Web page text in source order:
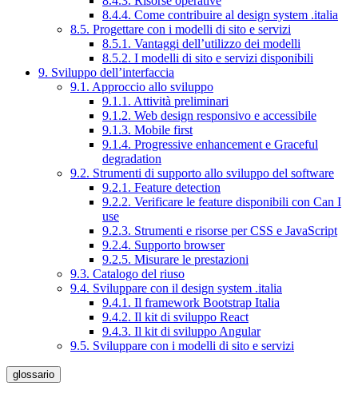
8.4.4. Come contribuire al design system .italia
8.5. Progettare con i modelli di sito e servizi
8.5.1. Vantaggi dell’utilizzo dei modelli
8.5.2. I modelli di sito e servizi disponibili
9. Sviluppo dell’interfaccia
9.1. Approccio allo sviluppo
9.1.1. Attività preliminari
9.1.2. Web design responsivo e accessibile
9.1.3. Mobile first
9.1.4. Progressive enhancement e Graceful
degradation
9.2. Strumenti di supporto allo sviluppo del software
9.2.1. Feature detection
9.2.2. Verificare le feature disponibili con Can I
use
9.2.3. Strumenti e risorse per CSS e JavaScript
9.2.4. Supporto browser
9.2.5. Misurare le prestazioni
9.3. Catalogo del riuso
9.4. Sviluppare con il design system .italia
9.4.1. Il framework Bootstrap Italia
9.4.2. Il kit di sviluppo React
9.4.3. Il kit di sviluppo Angular
9.5. Sviluppare con i modelli di sito e servizi
glossario